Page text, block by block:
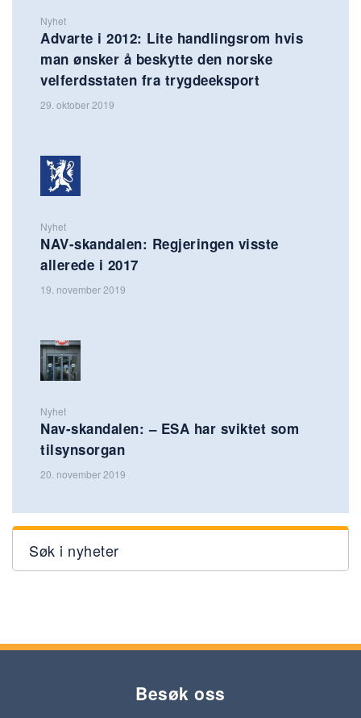
Nyhet
Advarte i 2012: Lite handlingsrom hvis
man ønsker å beskytte den norske
velferdsstaten fra trygdeeksport
29. oktober 2019
Nyhet
NAV-skandalen: Regjeringen visste
allerede i 2017
19. november 2019
Nyhet
Nav-skandalen: – ESA har sviktet som
tilsynsorgan
20. november 2019
Søk i nyheter
Besøk oss